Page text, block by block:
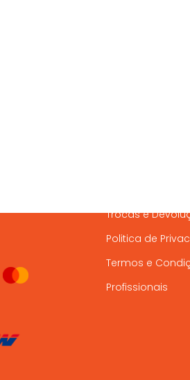
Trocas e
Politica de
Termos e
Profissionais